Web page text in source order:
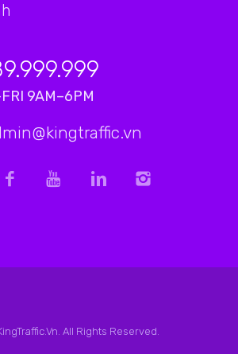
9AM–6PM
All Rights Reserved.